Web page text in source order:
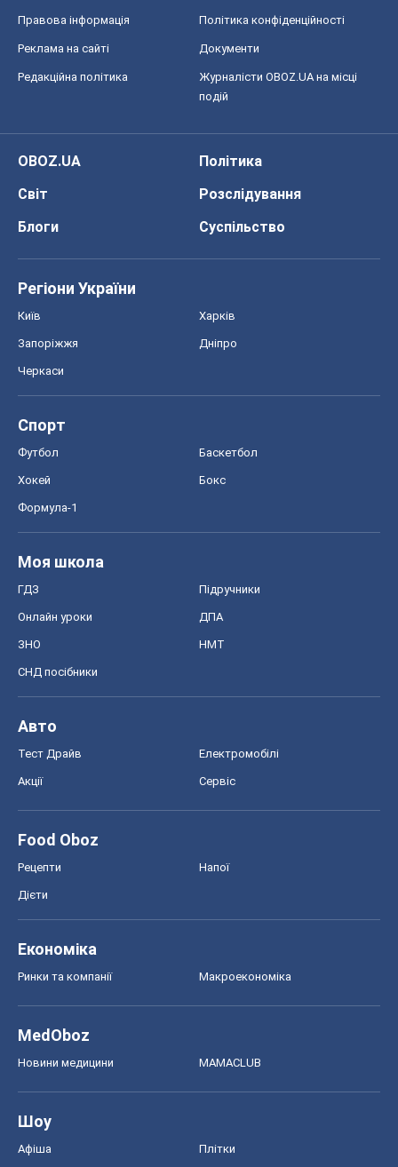
Правова інформація Політика конфіденційності
Реклама на сайті Документи
Редакційна політика
Журналісти OBOZ.UA на місці
подій
OBOZ.UA
Політика
Світ
Розслідування
Блоги
Суспільство
Регіони України
Київ Харків
Запоріжжя Дніпро
Черкаси
Спорт
Футбол Баскетбол
Хокей Бокс
Формула-1
Моя школа
ГДЗ Підручники
Онлайн уроки ДПА
ЗНО НМТ
СНД посібники
Авто
Тест Драйв Електромобілі
Акції Сервіс
Food Oboz
Рецепти Напої
Дієти
Економіка
Ринки та компанії Макроекономіка
MedOboz
Новини медицини MAMACLUB
Шоу
Афіша Плітки